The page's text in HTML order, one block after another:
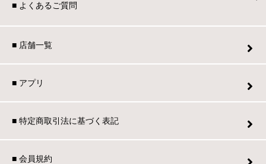
■ よくあるご質問
■ 店舗一覧
■ アプリ
■ 特定商取引法に基づく表記
■ 会員規約